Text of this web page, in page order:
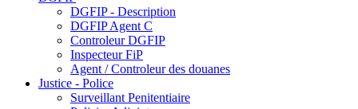
DGFIP - Description
DGFIP Agent C
Controleur DGFIP
Inspecteur FiP
Agent / Controleur des douanes
Justice - Police
Surveillant Penitentiaire